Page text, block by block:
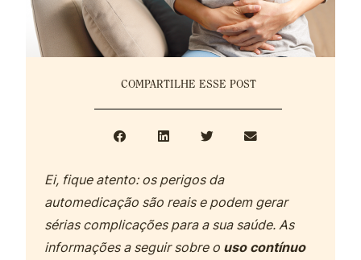
COMPARTILHE ESSE POST
Ei, fique atento: os perigos da
automedicação são reais e podem gerar
sérias complicações para a sua saúde. As
informações a seguir sobre o uso contínuo